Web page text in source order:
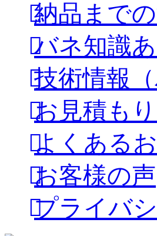
納品まで
バネ知識
技術情報
お見積も
よくある
お客様の声
プライバ